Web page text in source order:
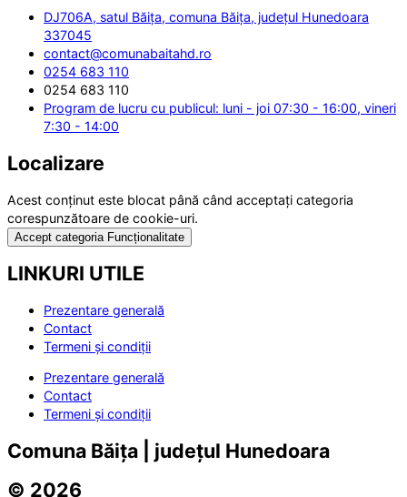
DJ706A, satul Băița, comuna Băița, județul Hunedoara
337045
contact@comunabaitahd.ro
0254 683 110
0254 683 110
Program de lucru cu publicul: luni - joi 07:30 - 16:00, vineri
7:30 - 14:00
Localizare
Acest conținut este blocat până când acceptați categoria
corespunzătoare de cookie-uri.
Accept categoria Funcționalitate
LINKURI UTILE
Prezentare generală
Contact
Termeni și condiții
Prezentare generală
Contact
Termeni și condiții
Comuna Băița | județul Hunedoara
© 2026